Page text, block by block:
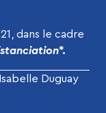
dans le cadre
*.
Duguay